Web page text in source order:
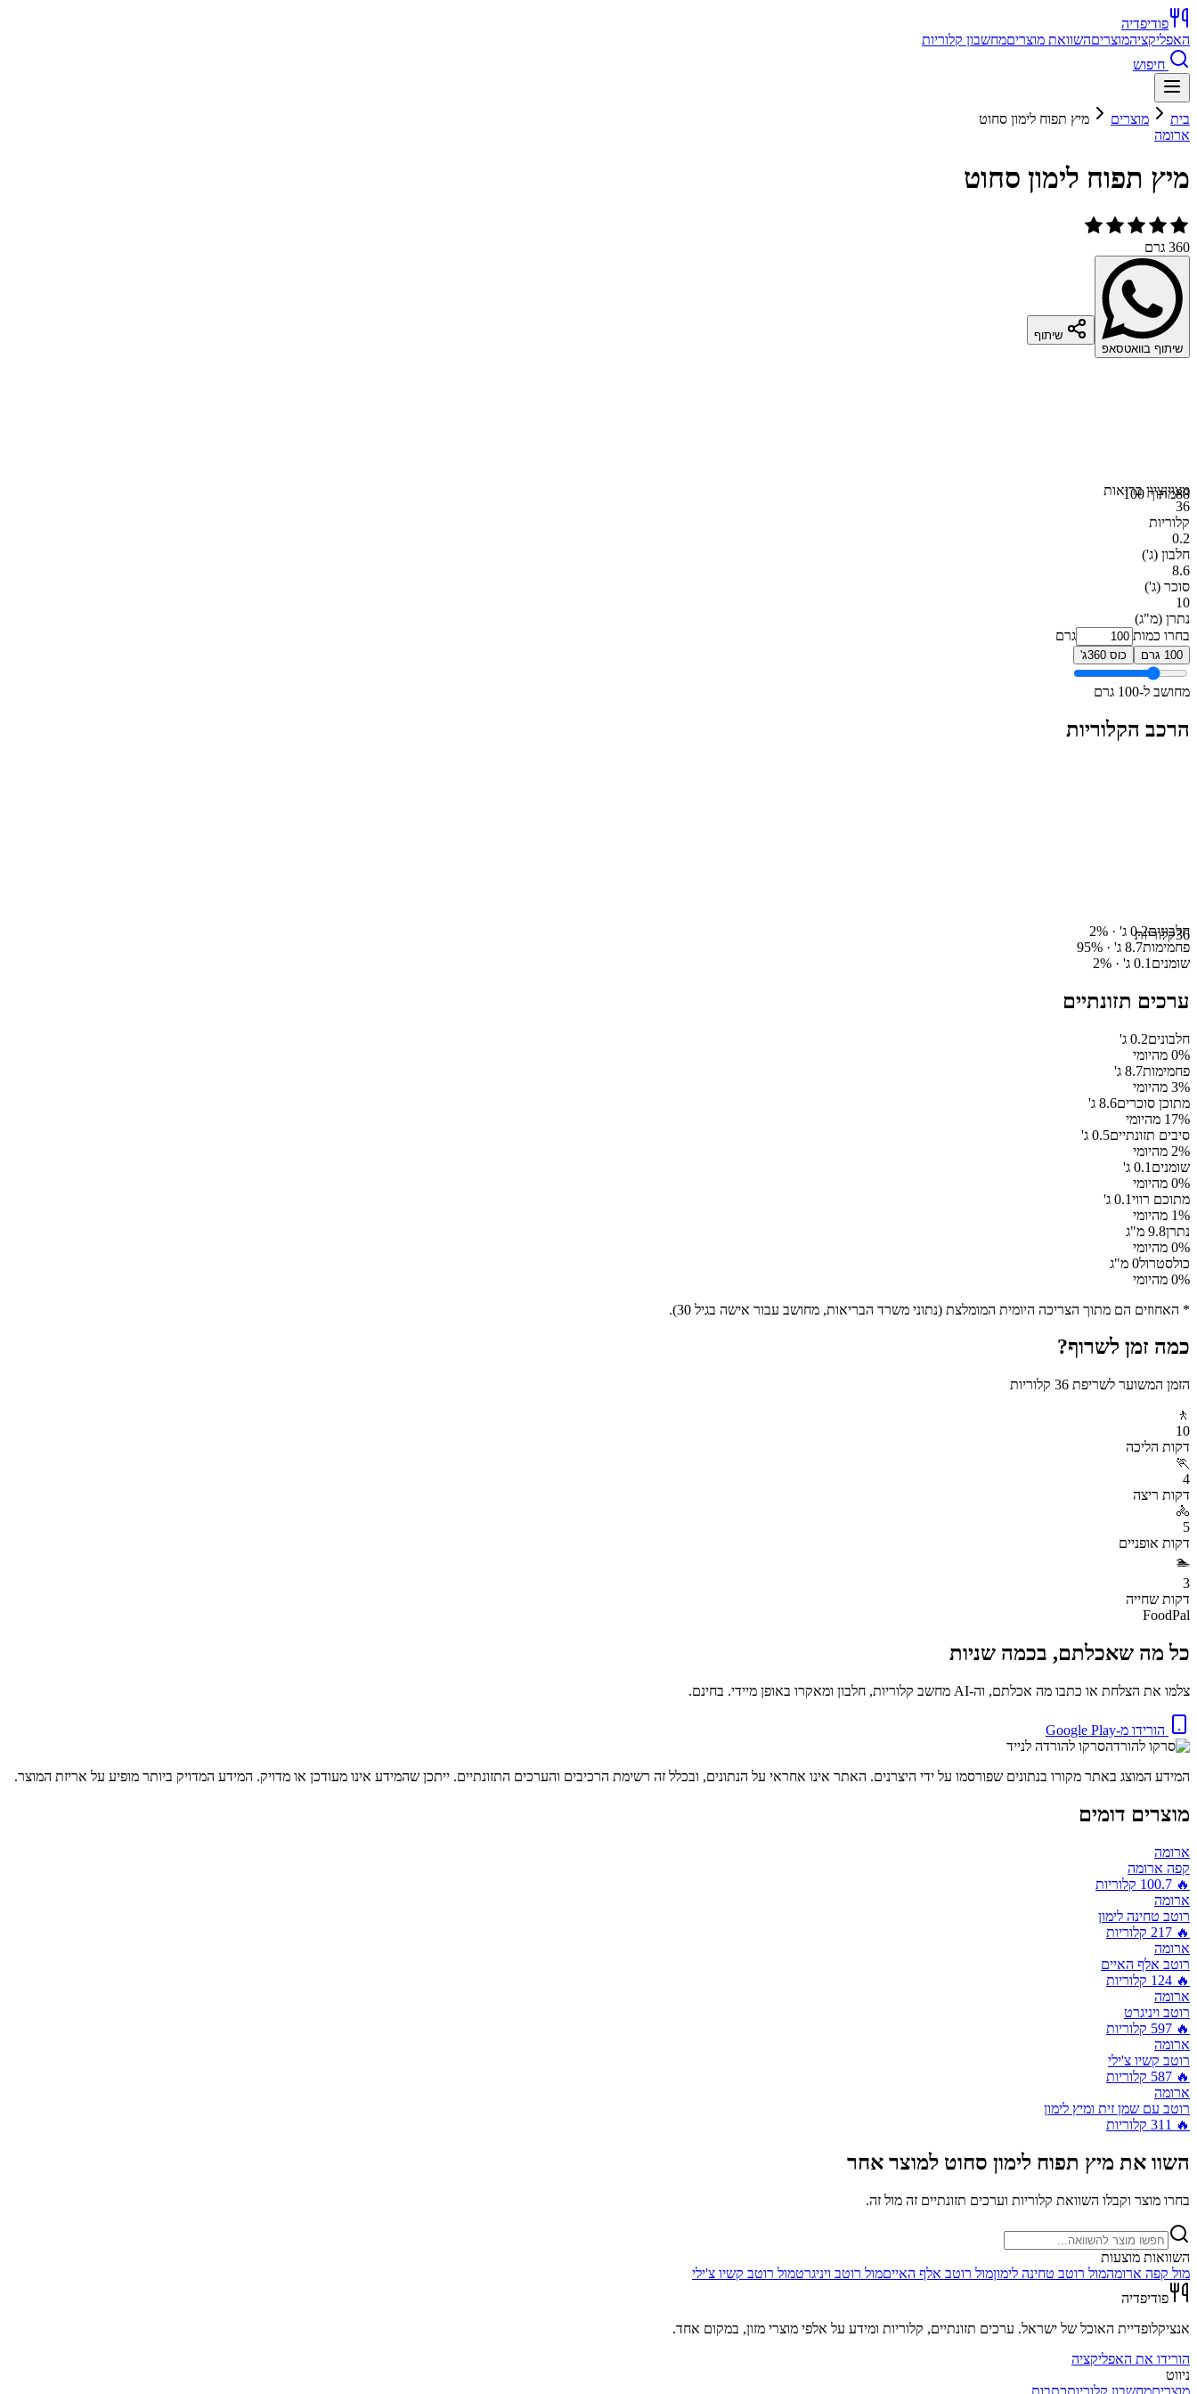
פודיפדיה
האפליקציהמוצריםהשוואת מוצריםמחשבון קלוריות
חיפוש
בית מוצרים
מיץ תפוח לימון סחוט
ארומה
מיץ תפוח לימון סחוט
360 גרם
שיתוף בוואטסאפ
שיתוף
88מתוך 100מצויןציון בריאות
36
קלוריות
0.2
חלבון (ג')
8.6
סוכר (ג')
10
נתרן (מ"ג)
בחרו כמות
גרם
100 גרם כוס 360ג'
מחושב ל-100 גרם
הרכב הקלוריות
36קלוריות
חלבונים0.2 ג' · 2%
פחמימות8.7 ג' · 95%
שומנים 0.1 ג' · 2%
ערכים תזונתיים
חלבונים0.2 ג'
0% מהיומי
פחמימות8.7 ג'
3% מהיומי
מתוכן סוכרים8.6 ג'
17% מהיומי
סיבים תזונתיים0.5 ג'
2% מהיומי
שומנים 0.1 ג'
0% מהיומי
מתוכם רווי0.1 ג'
1% מהיומי
נתרן9.8 מ"ג
0% מהיומי
כולסטרול0 מ"ג
0% מהיומי
* האחוזים הם מתוך הצריכה היומית המומלצת (נתוני משרד הבריאות, מחושב עבור אישה בגיל 30).
כמה זמן לשרוף?
הזמן המשוער לשריפת 36 קלוריות
🚶
10
דקות הליכה
🏃
4
דקות ריצה
🚴
5
דקות אופניים
🏊
3
דקות שחייה
FoodPal
כל מה שאכלתם, בכמה שניות
צלמו את הצלחת או כתבו מה אכלתם, וה-AI מחשב קלוריות, חלבון ומאקרו באופן מיידי. בחינם.
הורידו מ-Google Play
סרקו להורדה לנייד
המידע המוצג באתר מקורו בנתונים שפורסמו על ידי היצרנים. האתר אינו אחראי על הנתונים, ובכלל זה רשימת הרכיבים והערכים התזונתיים. ייתכן שהמידע אינו מעודכן או מדויק. המידע המדויק ביותר מופיע על אריזת המוצר.
מוצרים דומים
ארומה
קפה ארומה
🔥
100.7 קלוריות
ארומה
רוטב טחינה לימון
🔥
217 קלוריות
ארומה
רוטב אלף האיים
🔥
124 קלוריות
ארומה
רוטב ויניגרט
🔥
597 קלוריות
ארומה
רוטב קשיו צ'ילי
🔥
587 קלוריות
ארומה
רוטב עם שמן זית ומיץ לימון
🔥
311 קלוריות
השוו את מיץ תפוח לימון סחוט למוצר אחר
בחרו מוצר וקבלו השוואת קלוריות וערכים תזונתיים זה מול זה.
השוואות מוצעות
מול קפה ארומהמול רוטב טחינה לימוןמול רוטב אלף האייםמול רוטב ויניגרטמול רוטב קשיו צ'ילי
פודיפדיה
אנציקלופדיית האוכל של ישראל. ערכים תזונתיים, קלוריות ומידע על אלפי מוצרי מזון, במקום אחד.
הורידו את האפליקציה
ניווט
מוצריםמחשבון קלוריותכתבות